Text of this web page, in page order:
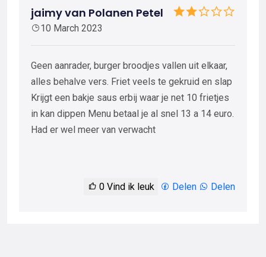
jaimy van Polanen Petel
10 March 2023
Geen aanrader, burger broodjes vallen uit elkaar,
alles behalve vers. Friet veels te gekruid en slap
Krijgt een bakje saus erbij waar je net 10 frietjes
in kan dippen Menu betaal je al snel 13 a 14 euro.
Had er wel meer van verwacht
0 Vind ik leuk Delen Delen